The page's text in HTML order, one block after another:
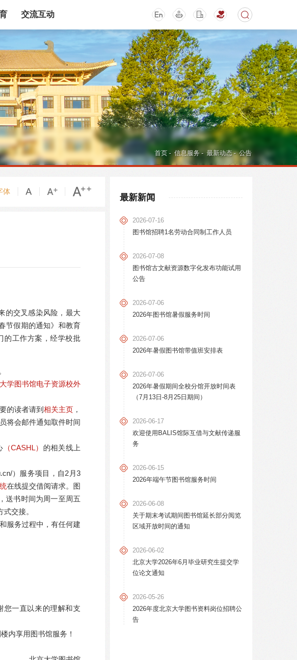
电子图书和电子期刊
专利数据 活动讲座
交流互动
首页 - 信息服务 - 最新动态 - 公告
最新新闻
2026-07-16
图书馆招聘1名劳动合同制工作人员
2026-07-08
图书馆古文献资源数字化发布功能试用
公告
2026-07-06
2026年图书馆暑假服务时间
2026-07-06
2026年暑假图书馆带值班安排表
2026-07-06
2026年暑假期间全校分馆开放时间表
（7月13日-8月25日期间）
2026-06-17
欢迎使用BALIS馆际互借与文献传递服
务
2026-06-15
2026年端午节图书馆服务时间
2026-06-08
关于期末考试期间图书馆延长部分阅览
区域开放时间的通知
2026-06-02
北京大学2026年6月毕业研究生提交学
位论文通知
2026-05-26
2026年度北京大学图书资料岗位招聘公
告
体
的交叉感染风险，最大
节假期的通知》和教育
的工作方案，经学校批
大学图书馆电子资源校外
的读者请到 相关主页 ，
将会邮件通知取件时间
（CASHL） 的相关线上
）服务项目，自2月3
在线提交借阅请求。图
送书时间为周一至周五
交接。
服务过程中，有任何建
您一直以来的理解和支
内享用图书馆服务！